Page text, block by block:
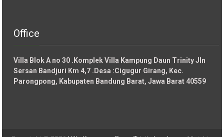
Office
Villa Blok A no 30 .Komplek Villa Kampung Daun Trinity Jln
Sersan Bandjuri Km 4,7 .Desa :Cigugur Girang, Kec.
Parongpong, Kabupaten Bandung Barat, Jawa Barat 40559